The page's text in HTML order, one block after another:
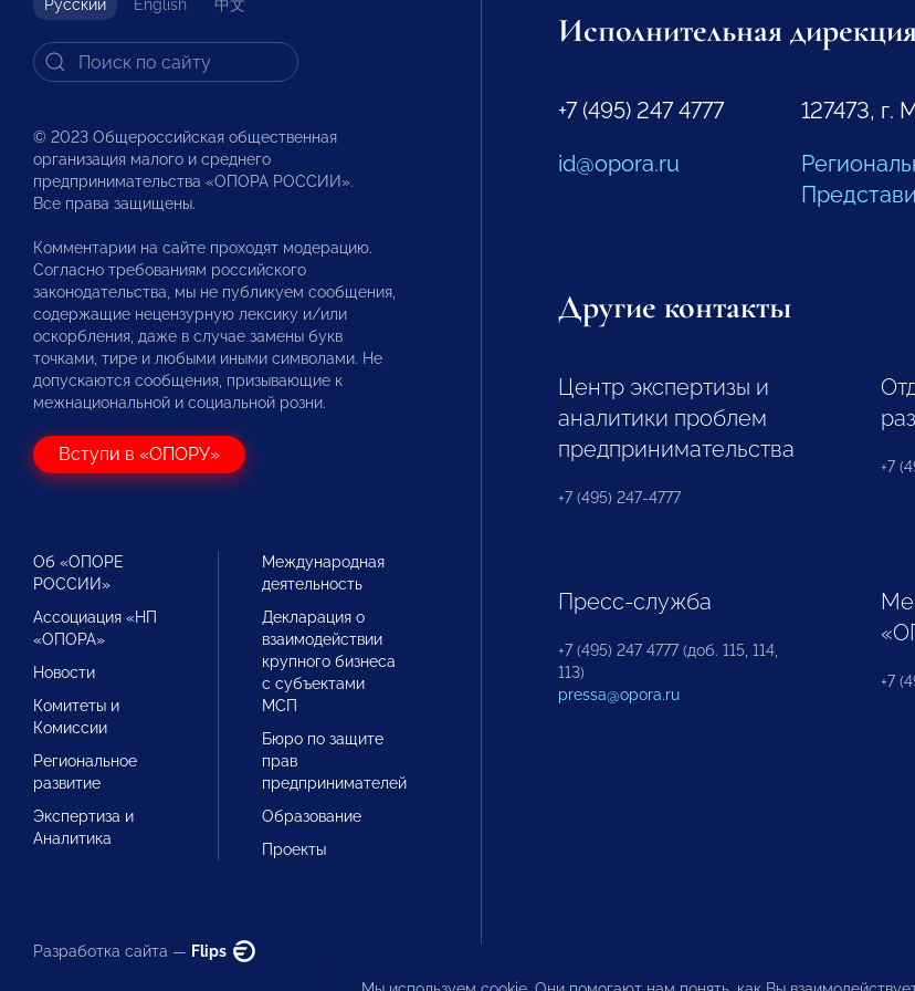
Русский English 中文
© 2023 Общероссийская общественная
организация малого и среднего
предпринимательства «ОПОРА РОССИИ».
Все права защищены.
Комментарии на сайте проходят модерацию.
Согласно требованиям российского
законодательства, мы не публикуем сообщения,
содержащие нецензурную лексику и/или
оскорбления, даже в случае замены букв
точками, тире и любыми иными символами. Не
допускаются сообщения, призывающие к
межнациональной и социальной розни.
Вступи в «ОПОРУ»
Об «ОПОРЕ
РОССИИ»
Ассоциация «НП
«ОПОРА»
Новости
Комитеты и
Комиссии
Региональное
развитие
Экспертиза и
Аналитика
Международная
деятельность
Декларация о
взаимодействии
крупного бизнеса
с субъектами
МСП
Бюро по защите
прав
предпринимателей
Образование
Проекты
Разработка сайта — Flips
Исполнительная дирекция
+7 (495) 247 4777
id@opora.ru
127473, г.
Другие контакты
Центр экспертизы и
аналитики проблем
предпринимательства
+7 (495) 247-4777
+7
Пресс-служба
+7 (495) 247 4777 (доб. 115, 114,
113)
pressa@opora.ru
+7